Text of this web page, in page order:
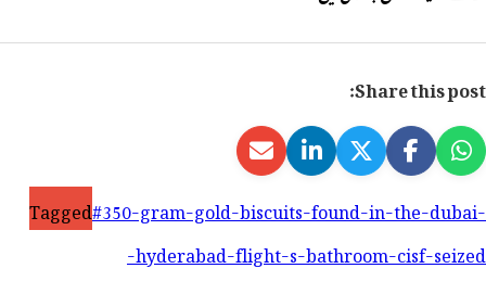
Share this post:
Tagged#350-gram-gold-biscuits-found-in-the-dubai-
hyderabad-flight-s-bathroom-cisf-seized-